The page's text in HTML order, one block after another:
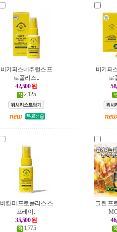
비키퍼스네추럴스 프
로폴리스..
42,500원
2,125
비키퍼
로
비킵퍼 프로폴리스 스
프레이 ..
35,500원
1,775
그린 프